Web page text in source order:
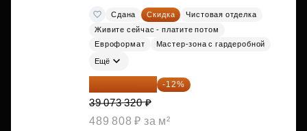
Сдана Скидка
Чистовая отделка
Живите сейчас - платите потом
Евроформат
Мастер-зона с гардеробной
Ещё
34 384 522 ₽ -12%
39 073 320 ₽
489 808 ₽ за м²